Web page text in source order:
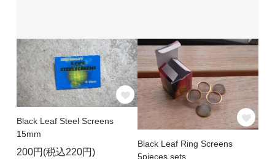
Black Leaf Steel Screens
15mm
200円(税込220円)
Black Leaf Ring Screens
5pieces sets